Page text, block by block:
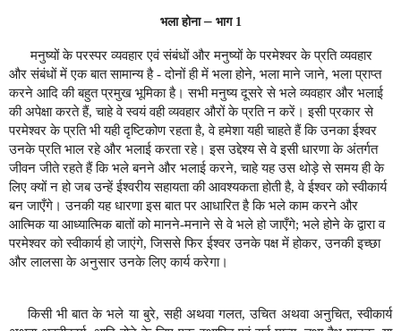
भला होना–भाग 1
मनुष्यों के परस्पर व्यवहार एवं संबंधों और मनुष्यों के परमेश्वर के प्रति व्यवहार
और संबंधों में एक बात सामान्य है - दोनों ही में भला होने, भला माने जाने, भला प्राप्त
करने आदि की बहुत प्रमुख भूमिका है। सभी मनुष्य दूसरे से भले व्यवहार और भलाई
की अपेक्षा करते हैं, चाहे वे स्वयं वही व्यवहार औरों के प्रति न करें। इसी प्रकार से
परमेश्वर के प्रति भी यही दृष्टिकोण रहता है, वे हमेशा यही चाहते हैं कि उनका ईश्वर
उनके प्रति भाल रहे और भलाई करता रहे। इस उद्देश्य से वे इसी धारणा के अंतर्गत
जीवन जीते रहते हैं कि भले बनने और भलाई करने, चाहे यह उस थोड़े से समय ही के
लिए क्यों न हो जब उन्हें ईश्वरीय सहायता की आवश्यकता होती है, वे ईश्वर को स्वीकार्य
बन जाएँगे। उनकी यह धारणा इस बात पर आधारित है कि भले काम करने और
आत्मिक या आध्यात्मिक बातों को मानने-मनाने से वे भले हो जाएँगे; भले होने के द्वारा व
परमेश्वर को स्वीकार्य हो जाएंगे, जिससे फिर ईश्वर उनके पक्ष में होकर, उनकी इच्छा
और लालसा के अनुसार उनके लिए कार्य करेगा।
किसी भी बात के भले या बुरे, सही अथवा गलत, उचित अथवा अनुचित, स्वीकार्य